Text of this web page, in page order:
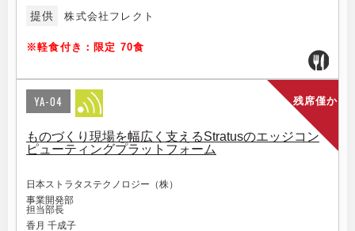
提供 株式会社フレクト
※軽食付き：限定 70食
残席僅か
YA-04
ものづくり現場を幅広く支えるStratusのエッジコン
ピューティングプラットフォーム
日本ストラタステクノロジー（株）
事業開発部
担当部長
香月 千成子